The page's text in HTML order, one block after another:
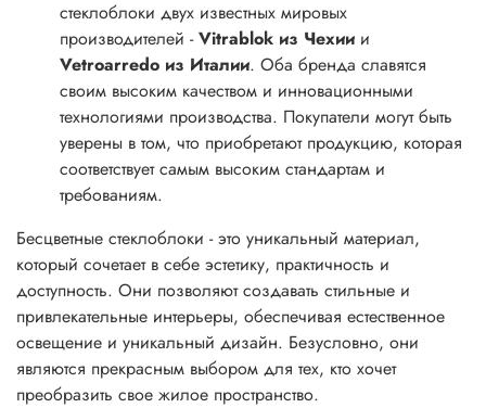
стеклоблоки двух известных мировых
производителей -Vitrablok из Чехии и
Vetroarredo из Италии. Оба бренда славятся
своим высоким качеством и инновационными
технологиями производства. Покупатели могут быть
уверены в том, что приобретают продукцию, которая
соответствует самым высоким стандартам и
требованиям.
Бесцветные стеклоблоки - это уникальный материал,
который сочетает в себе эстетику, практичность и
доступность. Они позволяют создавать стильные и
привлекательные интерьеры, обеспечивая естественное
освещение и уникальный дизайн. Безусловно, они
являются прекрасным выбором для тех, кто хочет
преобразить свое жилое пространство.